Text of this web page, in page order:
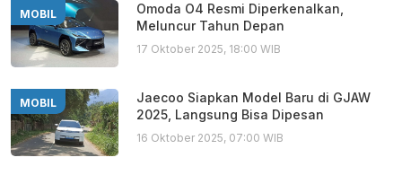
MOBIL
Omoda O4 Resmi Diperkenalkan,
Meluncur Tahun Depan
17 Oktober 2025, 18:00 WIB
MOBIL
Jaecoo Siapkan Model Baru di GJAW
2025, Langsung Bisa Dipesan
16 Oktober 2025, 07:00 WIB